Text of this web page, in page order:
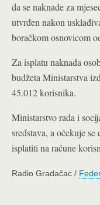
da se naknade za
utvrđen nakon
boračkom osnovicom
Za isplatu naknada
budžeta Ministarstva
45.012 korisnika.
Ministarstvo rada i
sredstava, a očekuje
isplatiti na račune
Radio Gradačac /